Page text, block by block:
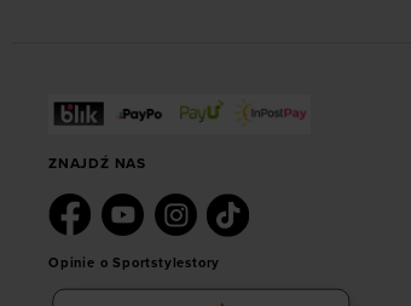
ZNAJDŹ NAS
Opinie o Sportstylestory